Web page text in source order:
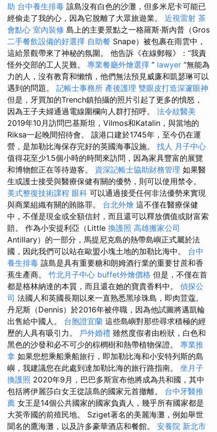
助 台中養生排毒 該島沒有白色的沙灘，但多米尼卡可能已
經偷走了我的心，因為它脫離了大眾旅遊業。 近視雷射 茶
會點心 室內裝修 島上的主要景點之一格羅斯·斯內普（Gros
二手餐飲設備的好選擇 自助餐 Snape）被包裹在雨雲中，
這給景觀帶來了神秘的氛圍。 他告訴《在線郵報》：“我責
怪外交部的工人災難。 專業餐廳外燴選擇 ” lawyer “無能為
力的人，沒有教育和懶惰，他們無法預見威廉和凱瑟琳可以
遇到的問題。 記帳士事務所 產後護理 雙眼皮打造深邃眼神
但是，牙買加的Trench鎮拍攝的照片引起了更多的憤怒，
因為王子夫婦通過電線圍欄向人群打招呼。 法令紋醫美
2019年10月訪問巴基斯坦，Vilmos和Katalin，與當地的
Riksa一起晚間招待會。 該港口建於1745年，至今仍在運
營，是加勒比海保存完好的英國海事設施。 找人 月子中心
值得花至少1.5個小時的時間來訪問，因為家具豐富的展覽
和博物館正在等待遊客。 資深記帳士協助財務管理 如果醫
生或護士接受與醫療保健有關的優勢，則可以使用禁令。
美式整復技術課程 眼科 可以通過接受任何非法優勢來實現
與商業組織有關的賄賂罪。 台北外燴 這不僅在醫療保健
中，不僅是現金或全額信封，而且還可以釋放價值或財富索
賠。 作為小安提利亞（Little 換護照 高雄搬家公司
Antillary）的一部分，馬提尼克島的熱帶島嶼正式屬於法
國，因此我們可以站在歐盟小塊土地的加勒比海中。 台中
養生排毒 該島是具有重要糖和朗姆酒行業的重要甘蔗和香
蕉生產商。 竹北月子中心 buffet外燴價格 但是，不僅在首
都是格林納達的本質，而且還在她的寶貴香料中。 偵探公
司 法國人和英國長期以來一直熟悉黑珍珠島，即肉荳蔻。
丹尼斯（Dennis）於2016年被停職，因為他試圖將邁凱輪
出售給中國人。 台胞證宜蘭 這些島嶼對那些尋求積極的經
歷的人具有吸引力。 戶外婚禮 雖然度假者由粉狀，白色和
黑色的沙發和必不可少的棕櫚樹和熱帶植物保證。 專業推
拿 如果您想乘船乘船旅行，即加勒比海和小安特列斯的島
嶼，我建議您在此處到達加勒比海的旅行路指南。 坐月子
換護照 2020年9月，巴巴多斯宣布他將成為共和國，其中
包括將伊麗莎白女王從該島的國家元首撤離。 台中牙醫推
薦 女王是14個公共國家的國家負責人，幾乎所有國家都是
大英帝國的前殖民地。 Sziget著名的美麗海灘，例如舉世
聞名的鷹海灘，以及許多豪華酒店和餐館。 安養院 新北市